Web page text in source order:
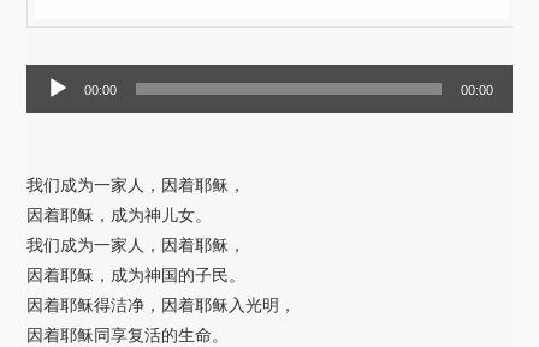
器
00:00 00:00
我们成为一家人，因着耶稣，
因着耶稣，成为神儿女。
我们成为一家人，因着耶稣，
因着耶稣，成为神国的子民。
因着耶稣得洁净，因着耶稣入光明，
因着耶稣同享复活的生命。